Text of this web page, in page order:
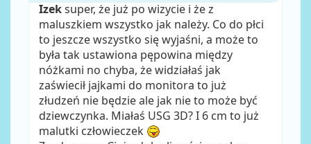
Izeksuper, że już po wizycie i że z
maluszkiem wszystko jak należy. Co do płci
to jeszcze wszystko się wyjaśni, a może to
była tak ustawiona pępowina między
nóżkami no chyba, że widziałaś jak
zaświecił jajkami do monitora to już
złudzeń nie będzie ale jak nie to może być
dziewczynka. Miałaś USG 3D? I 6 cm to już
malutki człowieczek